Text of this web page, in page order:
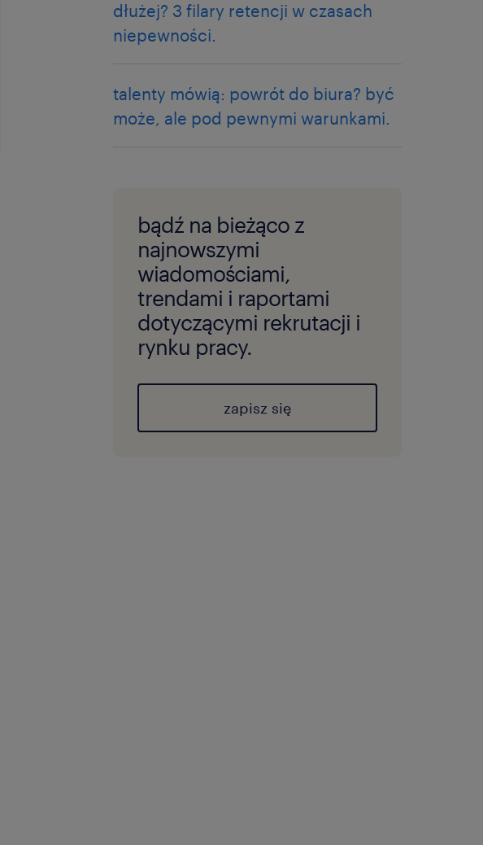
dłużej? 3 filary retencji w czasach
niepewności.
talenty mówią: powrót do biura? być
może, ale pod pewnymi warunkami.
bądź na bieżąco z
najnowszymi
wiadomościami,
trendami i raportami
dotyczącymi rekrutacji i
rynku pracy.
zapisz się